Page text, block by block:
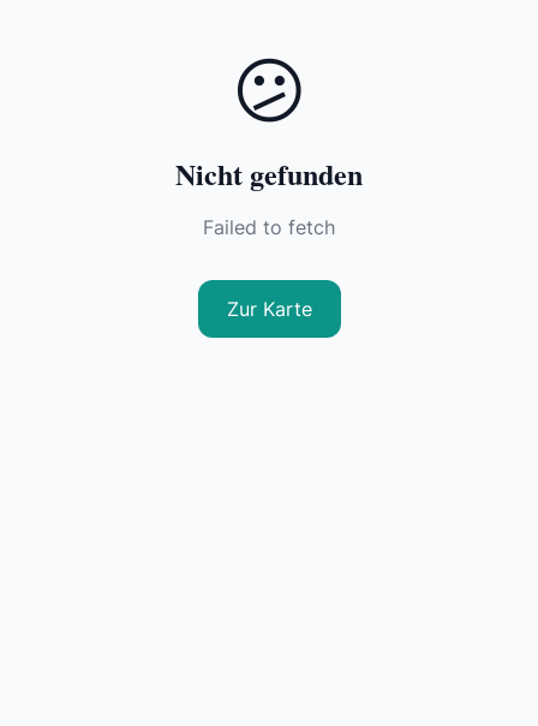
😕
Nicht gefunden
Failed to fetch
Zur Karte